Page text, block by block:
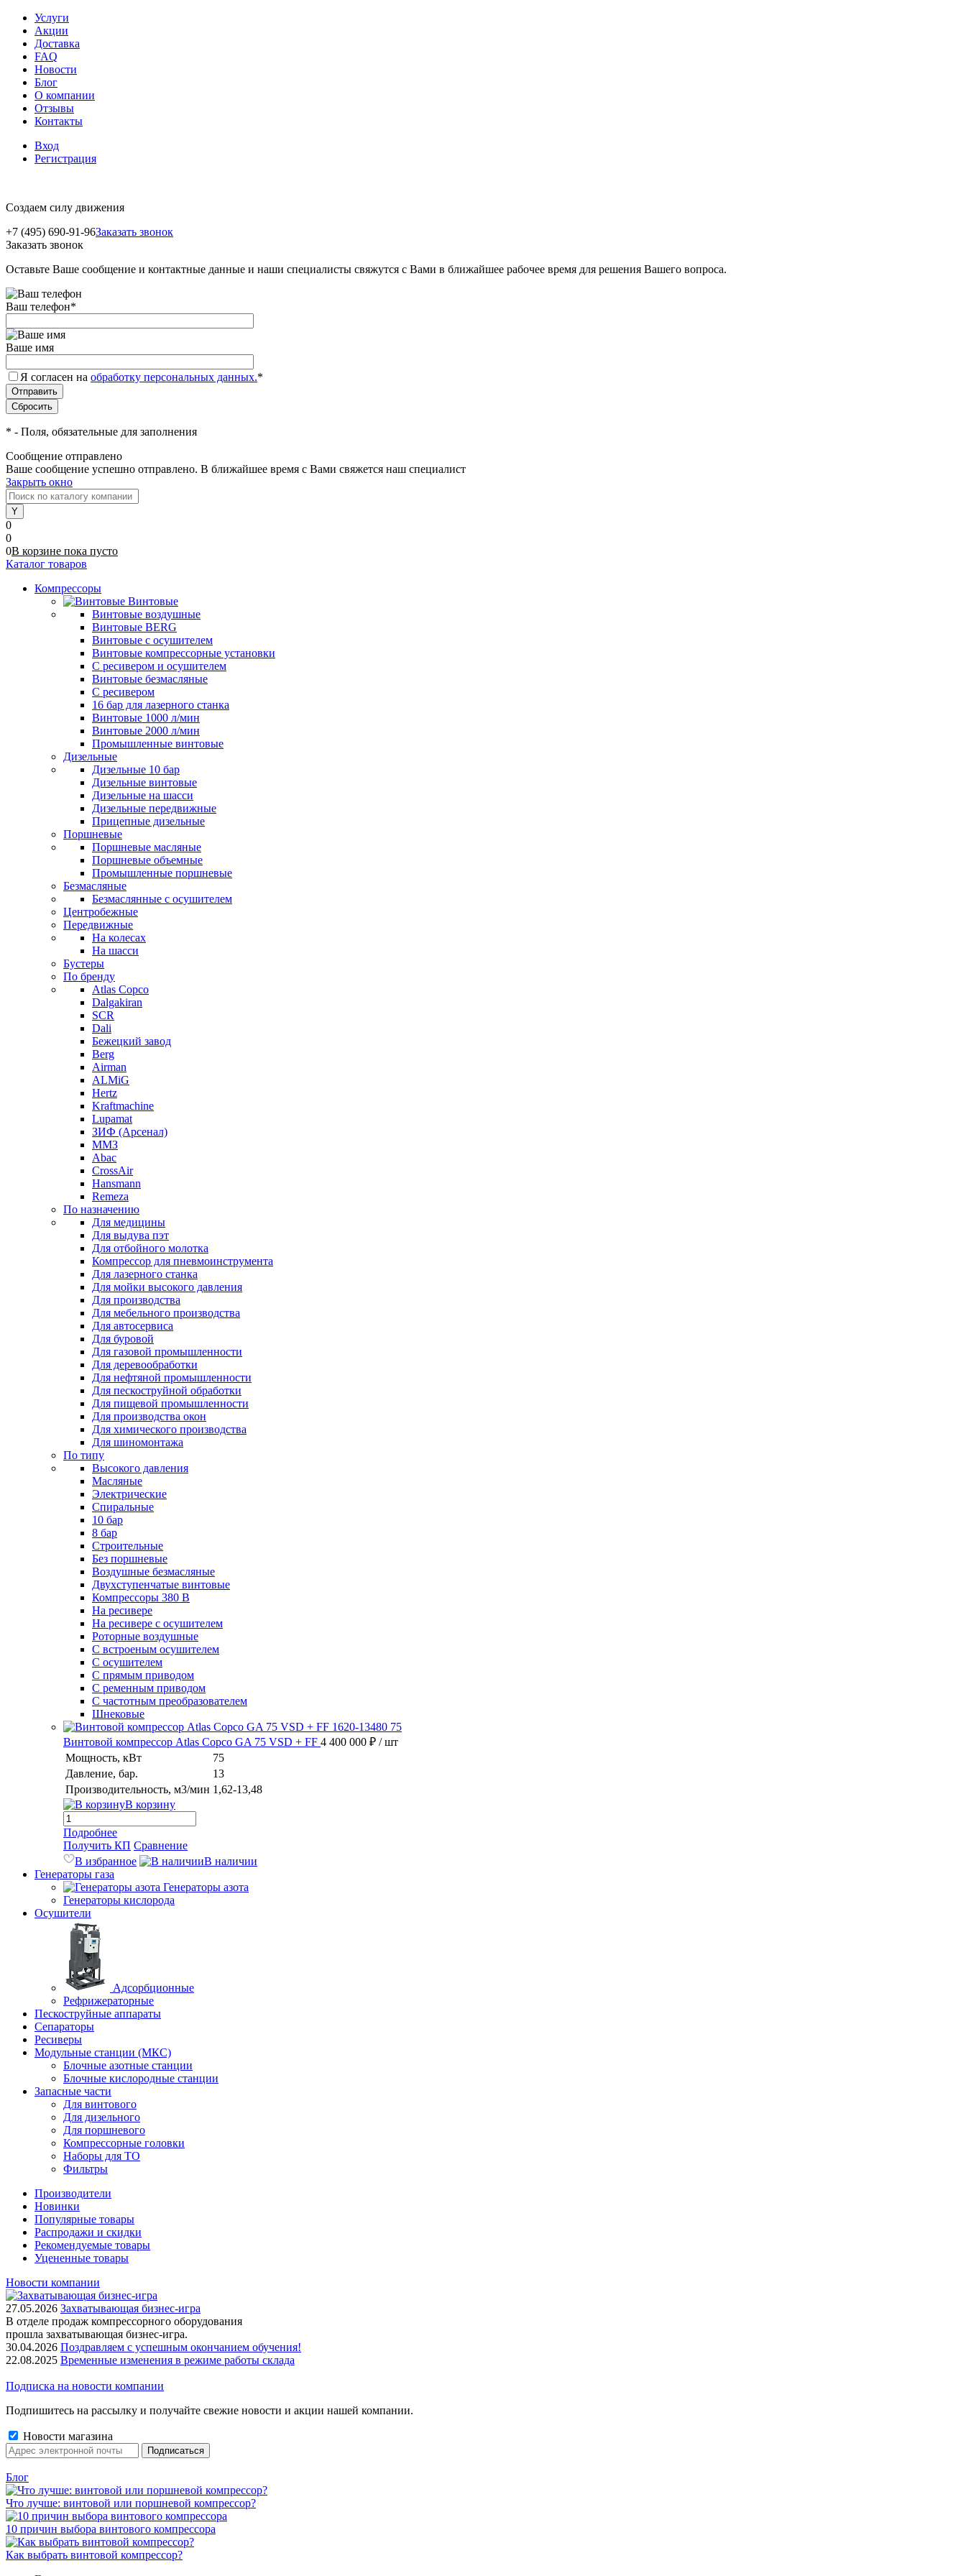
Услуги
Акции
Доставка
FAQ
Новости
Блог
О компании
Отзывы
Контакты
Вход
Регистрация
Создаем силу движения
+7 (495) 690-91-96Заказать звонок
Заказать звонок
Оставьте Ваше сообщение и контактные данные и наши специалисты свяжутся с Вами в ближайшее рабочее время для решения Вашего вопроса.
Ваш телефон*
Ваше имя
Я согласен на обработку персональных данных.*
* - Поля, обязательные для заполнения
Сообщение отправлено
Ваше сообщение успешно отправлено. В ближайшее время с Вами свяжется наш специалист
Закрыть окно
0
0
0В корзине пока пусто
Каталог товаров
Компрессоры
Винтовые
Винтовые воздушные
Винтовые BERG
Винтовые с осушителем
Винтовые компрессорные установки
C ресивером и осушителем
Винтовые безмасляные
C ресивером
16 бар для лазерного станка
Винтовые 1000 л/мин
Винтовые 2000 л/мин
Промышленные винтовые
Дизельные
Дизельные 10 бар
Дизельные винтовые
Дизельные на шасси
Дизельные передвижные
Прицепные дизельные
Поршневые
Поршневые масляные
Поршневые объемные
Промышленные поршневые
Безмасляные
Безмаслянные с осушителем
Центробежные
Передвижные
На колесах
На шасси
Бустеры
По бренду
Atlas Copco
Dalgakiran
SCR
Dali
Бежецкий завод
Berg
Airman
ALMiG
Hertz
Kraftmachine
Lupamat
ЗИФ (Арсенал)
ММЗ
Abac
CrossAir
Hansmann
Remeza
По назначению
Для медицины
Для выдува пэт
Для отбойного молотка
Компрессор для пневмоинструмента
Для лазерного станка
Для мойки высокого давления
Для производства
Для мебельного производства
Для автосервиса
Для буровой
Для газовой промышленности
Для деревообработки
Для нефтяной промышленности
Для пескоструйной обработки
Для пищевой промышленности
Для производства окон
Для химического производства
Для шиномонтажа
По типу
Высокого давления
Масляные
Электрические
Спиральные
10 бар
8 бар
Cтроительные
Без поршневые
Воздушные безмасляные
Двухступенчатые винтовые
Компрессоры 380 В
На ресивере
На ресивере с осушителем
Роторные воздушные
С встроеным осушителем
С осушителем
С прямым приводом
С ременным приводом
С частотным преобразователем
Шнековые
Винтовой компрессор Atlas Copco GA 75 VSD + FF 4 400 000 ₽ / шт
Мощность, кВт
75
Давление, бар.
13
Производительность, м3/мин 1,62-13,48
В корзину
Подробнее
Получить КП Сравнение
В избранное
В наличии
Генераторы газа
Генераторы азота
Генераторы кислорода
Осушители
Адсорбционные
Рефрижераторные
Пескоструйные аппараты
Сепараторы
Ресиверы
Модульные станции (МКС)
Блочные азотные станции
Блочные кислородные станции
Запасные части
Для винтового
Для дизельного
Для поршневого
Компрессорные головки
Наборы для ТО
Фильтры
Производители
Новинки
Популярные товары
Распродажи и скидки
Рекомендуемые товары
Уцененные товары
Новости компании
27.05.2026 Захватывающая бизнес-игра
В отделе продаж компрессорного оборудования
прошла захватывающая бизнес-игра.
30.04.2026 Поздравляем с успешным окончанием обучения!
22.08.2025 Временные изменения в режиме работы склада
Подписка на новости компании
Подпишитесь на рассылку и получайте свежие новости и акции нашей компании.
Новости магазина
Блог
Что лучше: винтовой или поршневой компрессор?
10 причин выбора винтового компрессора
Как выбрать винтовой компрессор?